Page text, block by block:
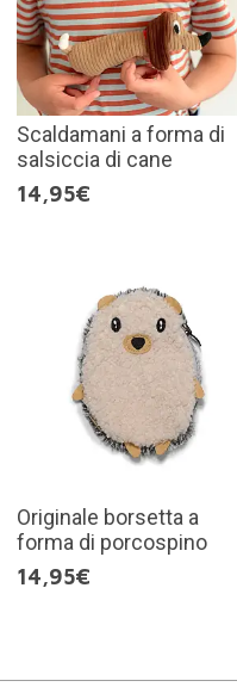
Scaldamani a forma di
salsiccia di cane
14,95€
Originale borsetta a
forma di porcospino
14,95€